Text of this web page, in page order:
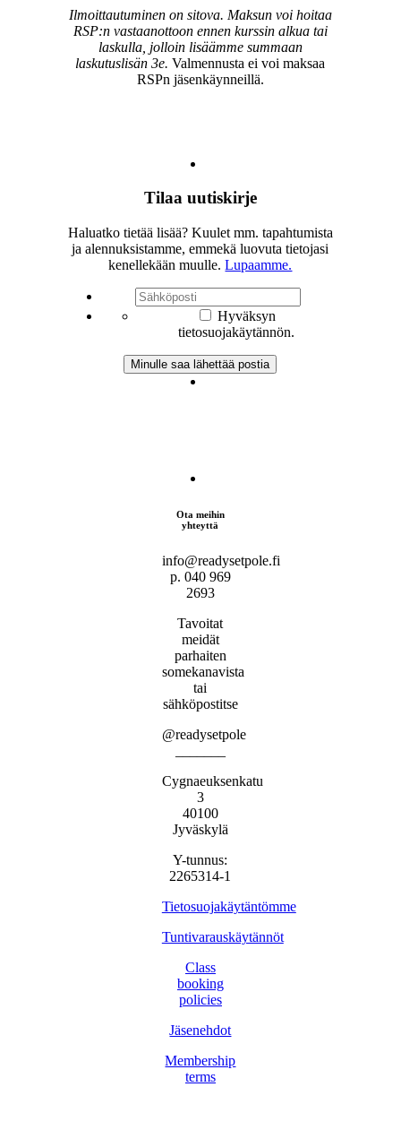
Ilmoittautuminen on sitova. Maksun voi hoitaa
RSP:n vastaanottoon ennen kurssin alkua tai
laskulla, jolloin lisäämme summaan
laskutuslisän 3e. Valmennusta ei voi maksaa
RSPn jäsenkäynneillä.
Tilaa uutiskirje
Haluatko tietää lisää? Kuulet mm. tapahtumista
ja alennuksistamme, emmekä luovuta tietojasi
kenellekään muulle.Lupaamme.
Hyväksyn
tietosuojakäytännön.
Ota meihin
yhteyttä
info@readysetpole.fi
p. 040 969
2693
Tavoitat
meidät
parhaiten
somekanavista
tai
sähköpostitse
@readysetpole
Cygnaeuksenkatu
3
40100
Jyväskylä
Y-tunnus:
2265314-1
Tietosuojakäytäntömme
Tuntivarauskäytännöt
Class
booking
policies
Jäsenehdot
Membership
terms